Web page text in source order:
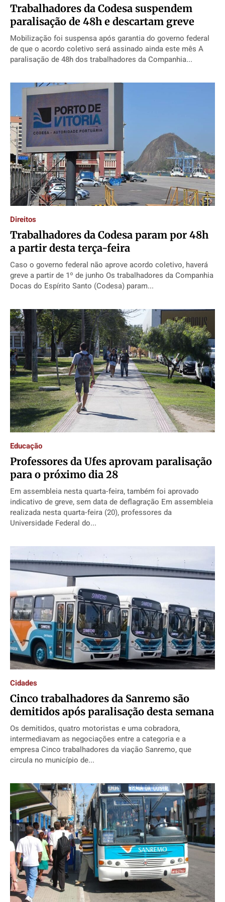
Trabalhadores da Codesa suspendem
paralisação de 48h e descartam greve
Mobilização foi suspensa após garantia do governo federal
de que o acordo coletivo será assinado ainda este mês A
paralisação de 48h dos trabalhadores da Companhia...
Direitos
​Trabalhadores da Codesa param por 48h
a partir desta terça-feira
Caso o governo federal não aprove acordo coletivo, haverá
greve a partir de 1º de junho Os trabalhadores da Companhia
Docas do Espírito Santo (Codesa) param...
Educação
Professores da Ufes aprovam paralisação
para o próximo dia 28
Em assembleia nesta quarta-feira, também foi aprovado
indicativo de greve, sem data de deflagração Em assembleia
realizada nesta quarta-feira (20), professores da
Universidade Federal do...
Cidades
Cinco trabalhadores da Sanremo são
demitidos após paralisação desta semana
Os demitidos, quatro motoristas e uma cobradora,
intermediavam as negociações entre a categoria e a
empresa Cinco trabalhadores da viação Sanremo, que
circula no município de...